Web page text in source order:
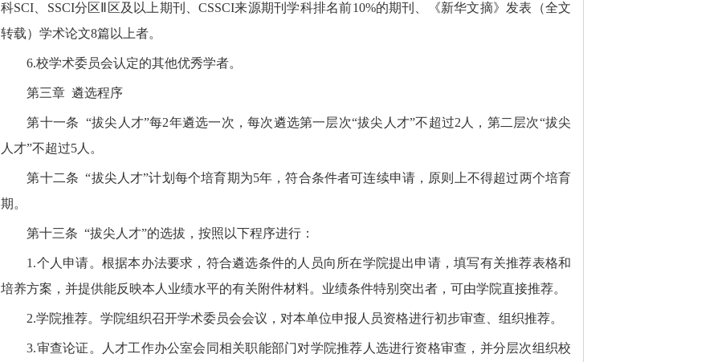
科SCI SSCI分区Ⅱ区及以上期刊、CSSCI来源期刊学科排名前10%的期刊、《新华文摘》发表（全文
转载）学术论文8篇以上者。
6.校学术委员会认定的其他优秀学者。
第三章 遴选程序
第十一条 “拔尖人才”每2年遴选一次，每次遴选第一层次“拔尖人才”不超过2 人，第二层次“拔尖
人才”不超过5 人。
第十二条 “拔尖人才”计划每个培育期为5年，符合条件者可连续申请，原则上不得超过两个培育
期。
第十三条 “拔尖人才”的选拔，按照以下程序进行：
1.个人申请。根据本办法要求，符合遴选条件的人员向所在学院提出申请，填写有关推荐表格和
培养方案，并提供能反映本人业绩水平的有关附件材料。业绩条件特别突出者，可由学院直接推荐。
2.学院推荐。学院组织召开学术委员会会议，对本单位申报人员资格进行初步审查、组织推荐。
3.审查论证。人才工作办公室会同相关职能部门对学院推荐人选进行资格审查，并分层次组织校